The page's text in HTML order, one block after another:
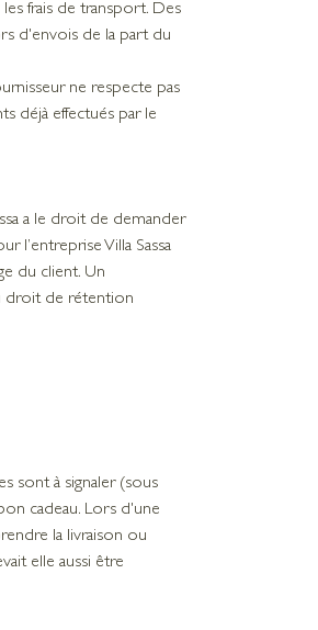
frais de transport. Des
d'envois de la part du
ne respecte pas
déjà effectués par le
a le droit de demander
l’entreprise Villa Sassa
du client. Un
droit de rétention
sont à signaler (sous
cadeau. Lors d'une
la livraison ou
elle aussi être